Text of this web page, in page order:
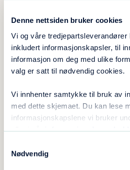
Denne nettsiden bruker cookies
Vi og våre tredjepartsleverandører
inkludert informasjonskapsler, til
informasjon om deg med ulike
valg er satt til nødvendig cookies.
Vi innhenter samtykke til bruk av
med dette skjemaet. Du kan lese
informasjonskapslene vi bruker
Nødvendig
– Nesten hver eneste dag er
skateparken, sier Andreas
leder ved Vision Skatepark,
vært Malenes store
Etter at Blå Kors
av hallen i fjor, er det blitt
Malene, er det klart en